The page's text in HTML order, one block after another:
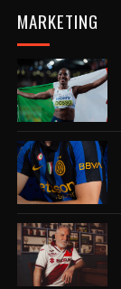
MARKETING